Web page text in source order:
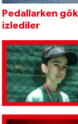
Pedallarken
izlediler